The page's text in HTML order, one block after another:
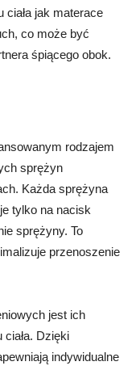
ciała jak materace
co może być
śpiącego obok.
rodzajem
sprężyn
Każda sprężyna
tylko na nacisk
sprężyny. To
przenoszenie
jest ich
ciała. Dzięki
indywidualne